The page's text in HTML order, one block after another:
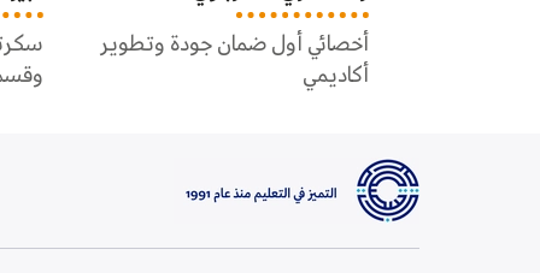
سكرتيرة قسم هندسة البرمجيات
وقسم علم البيانات